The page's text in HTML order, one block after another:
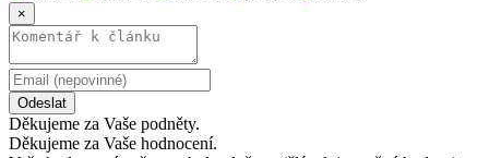
×
Odeslat
Děkujeme za Vaše podněty.
Děkujeme za Vaše hodnocení.